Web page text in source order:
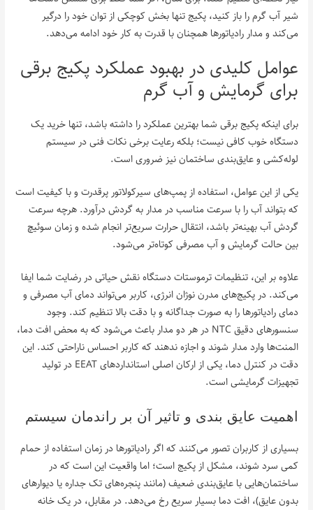
شیر آب گرم را باز کنید، پکیج تنها بخش کوچکی از توان خود را درگیر
می‌کند و مدار رادیاتورها همچنان با قدرت به کار خود ادامه می‌دهد.
عوامل کلیدی در بهبود عملکرد پکیج برقی
برای گرمایش و آب گرم
برای اینکه پکیج برقی شما بهترین عملکرد را داشته باشد، تنها خرید یک
دستگاه خوب کافی نیست؛ بلکه رعایت برخی نکات فنی در سیستم
لوله‌کشی و عایق‌بندی ساختمان نیز ضروری است.
یکی از این عوامل، استفاده از پمپ‌های سیرکولاتور پرقدرت و با کیفیت است
که بتواند آب را با سرعت مناسب در مدار به گردش درآورد. هرچه سرعت
گردش آب بهینه‌تر باشد، انتقال حرارت سریع‌تر انجام شده و زمان سوئیچ
بین حالت گرمایش و آب مصرفی کوتاه‌تر می‌شود.
علاوه بر این، تنظیمات ترموستات دستگاه نقش حیاتی در رضایت شما ایفا
می‌کند. در پکیج‌های مدرن نوژان انرژی، کاربر می‌تواند دمای آب مصرفی و
دمای رادیاتورها را به صورت جداگانه و با دقت بالا تنظیم کند. وجود
سنسورهای دقیق NTC در هر دو مدار باعث می‌شود که به محض افت دما،
المنت‌ها وارد مدار شوند و اجازه ندهند که کاربر احساس ناراحتی کند. این
دقت در کنترل دما، یکی از ارکان اصلی استانداردهای EEAT در تولید
تجهیزات گرمایشی است.
اهمیت عایق بندی و تاثیر آن بر راندمان سیستم
بسیاری از کاربران تصور می‌کنند که اگر رادیاتورها در زمان استفاده از حمام
کمی سرد شوند، مشکل از پکیج است؛ اما واقعیت این است که در
ساختمان‌هایی با عایق‌بندی ضعیف (مانند پنجره‌های تک جداره یا دیوارهای
بدون عایق)، افت دما بسیار سریع رخ می‌دهد. در مقابل، در یک خانه